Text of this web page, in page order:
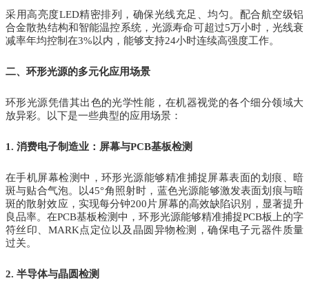
采用高亮度LED精密排列，确保光线充足、均匀。配合航空级铝
合金散热结构和智能温控系统，光源寿命可超过5万小时，光线衰
减率年均控制在3%以内，能够支持24小时连续高强度工作。
二、环形光源的多元化应用场景
环形光源凭借其出色的光学性能，在机器视觉的各个细分领域大
放异彩。以下是一些典型的应用场景：
1. 消费电子制造业：屏幕与PCB基板检测
在手机屏幕检测中，环形光源能够精准捕捉屏幕表面的划痕、暗
斑与贴合气泡。以45°角照射时，蓝色光源能够激发表面划痕与暗
斑的散射效应，实现每分钟200片屏幕的高效缺陷识别，显著提升
良品率。在PCB基板检测中，环形光源能够精准捕捉PCB板上的字
符丝印、MARK点定位以及晶圆异物检测，确保电子元器件质量
过关。
2. 半导体与晶圆检测